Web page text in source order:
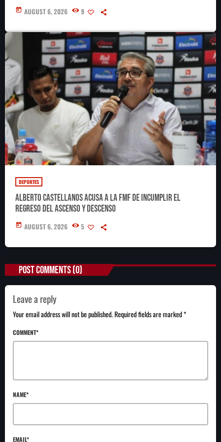
today AUGUST 6, 2026 9
DEPORTES
Alberto Castellanos acusa a la FMF de incumplir el
regreso del ascenso y descenso
today AUGUST 6, 2026 5
POST COMMENTS (0)
Leave a reply
Your email address will not be published. Required fields are marked *
COMMENT*
NAME*
EMAIL*